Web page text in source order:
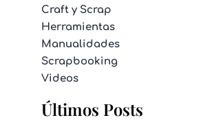
Craft y Scrap
Herramientas
Manualidades
Scrapbooking
Videos
Últimos Posts